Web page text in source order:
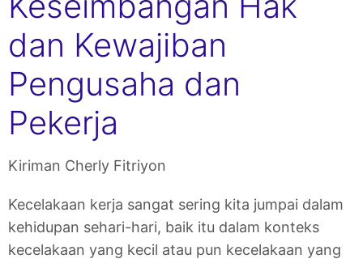
dan Kewajiban
Pengusaha dan
Pekerja
Kiriman Cherly Fitriyon
Kecelakaan kerja sangat sering kita jumpai dalam
kehidupan sehari-hari, baik itu dalam konteks
kecelakaan yang kecil atau pun kecelakaan yang